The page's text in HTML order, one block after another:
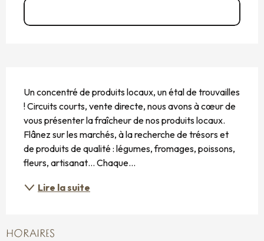
Un concentré de produits locaux, un étal de trouvailles
! Circuits courts, vente directe, nous avons à cœur de
vous présenter la fraîcheur de nos produits locaux.
Flânez sur les marchés, à la recherche de trésors et
de produits de qualité : légumes, fromages, poissons,
fleurs, artisanat… Chaque...
Lire la suite
HORAIRES